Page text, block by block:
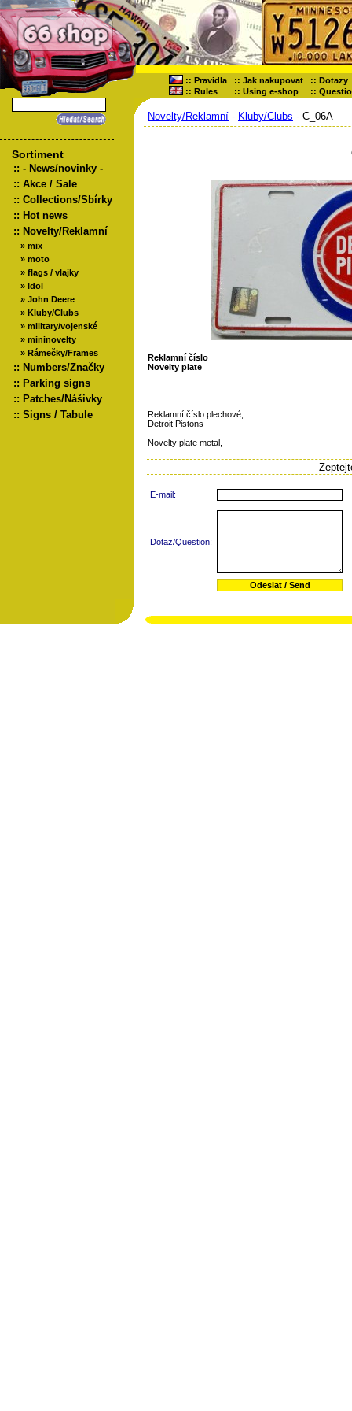
:: Pravidla :: Jak nakupovat :: Dotazy
:: Rules :: Using e-shop ::
Sortiment
:: - News/novinky -
:: Akce / Sale
:: Collections/Sbírky
:: Hot news
:: Novelty/Reklamní
» mix
» moto
» flags / vlajky
» Idol
» John Deere
» Kluby/Clubs
» military/vojenské
» mininovelty
» Rámečky/Frames
:: Numbers/Značky
:: Parking signs
:: Patches/Nášivky
:: Signs / Tabule
Novelty/Reklamní - Kluby/Clubs - C_06A
Reklamní číslo
Novelty plate
Reklamní číslo plechové,
Detroit Pistons
Novelty plate metal,
E-mail:
Dotaz/Question: